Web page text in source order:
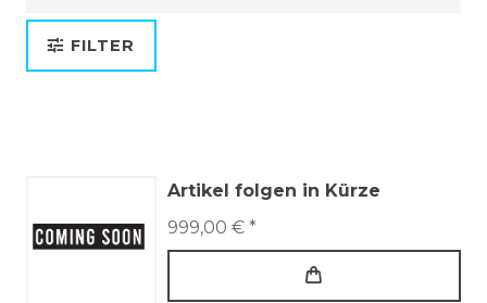
FILTER
Artikel folgen in Kürze
999,00 € *